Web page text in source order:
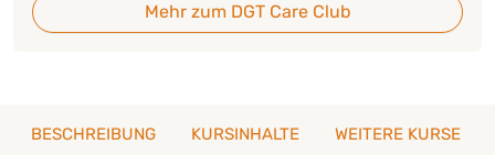
Mehr zum DGT Care Club
BESCHREIBUNG KURSINHALTE WEITERE KURSE